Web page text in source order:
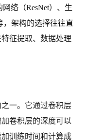
络（ResNet）、生
，架构的选择往往直
征提取、数据处理
一。它通过卷积层
卷积层的深度可以
训练时间和计算成